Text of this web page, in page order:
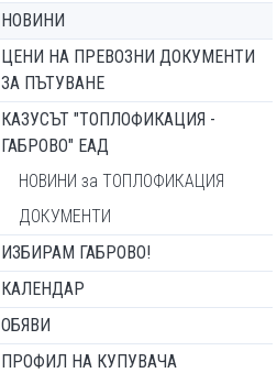
НОВИНИ
ЦЕНИ НА ПРЕВОЗНИ ДОКУМЕНТИ
ЗА ПЪТУВАНЕ
КАЗУСЪТ "ТОПЛОФИКАЦИЯ -
ГАБРОВО" ЕАД
НОВИНИ за ТОПЛОФИКАЦИЯ
ДОКУМЕНТИ
ИЗБИРАМ ГАБРОВО!
КАЛЕНДАР
ОБЯВИ
ПРОФИЛ НА КУПУВАЧА